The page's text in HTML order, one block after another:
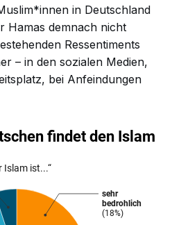
in Deutschland
Hamas demnach nicht
Ressentiments
– in den sozialen Medien,
bei Anfeindungen